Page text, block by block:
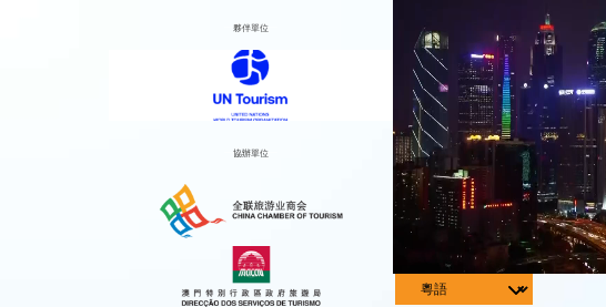
夥伴單位
協辦單位
Channels